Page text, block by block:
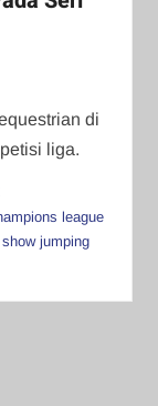
di
liga.
league
show jumping